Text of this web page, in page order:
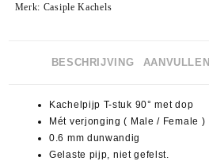
Merk: Casiple Kachels
BESCHRIJVING
Kachelpijp T-stuk 90° met dop
Mét verjonging ( Male / Female )
0.6 mm dunwandig
Gelaste pijp, niet gefelst.